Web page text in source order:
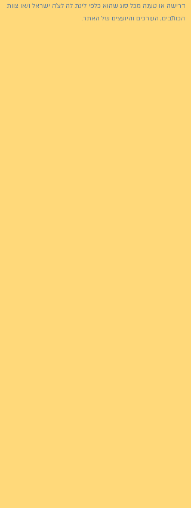
דרישה או טענה מכל סוג שהוא כלפי ליגת לה לצ'ה ישראל ו/או צוות
הכותבים, העורכים והיועצים של האתר.